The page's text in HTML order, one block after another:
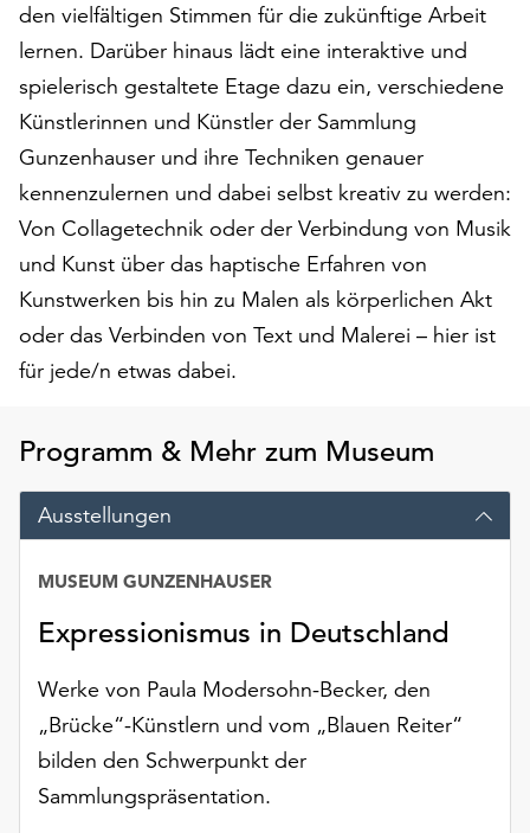
ändern
und
widerrufen.
Dafür
steht
Ihnen
am
Ende
der
Seite
die
Schaltfläche
„Cookie-
Einstellungen“
Funktionale
Cookies
werden
auch
ohne
Ihr
Einverständnis
weiterhin
ausgeführt.
Möchten
Sie
verwendeten
den vielfältigen Stimmen für die zukünftige Arbeit
lernen. Darüber hinaus lädt eine interaktive und
spielerisch gestaltete Etage dazu ein, verschiedene
Künstlerinnen und Künstler der Sammlung
Gunzenhauser und ihre Techniken genauer
kennenzulernen und dabei selbst kreativ zu werden:
Von Collagetechnik oder der Verbindung von Musik
und Kunst über das haptische Erfahren von
Kunstwerken bis hin zu Malen als körperlichen Akt
oder das Verbinden von Text und Malerei – hier ist
für jede/n etwas dabei.
Programm & Mehr zum Museum
Ausstellungen
Expressionismus in Deutschland
MUSEUM GUNZENHAUSER
Werke von Paula Modersohn-Becker, den
„Brücke“-Künstlern und vom „Blauen Reiter“
bilden den Schwerpunkt der
Sammlungspräsentation.
Datum